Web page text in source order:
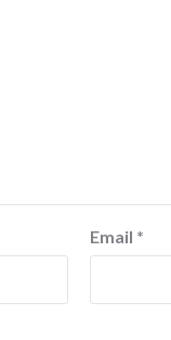
Email *